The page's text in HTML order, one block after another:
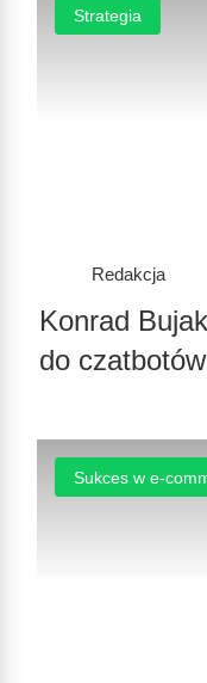
Strategia
Redakcja
Konrad
do czatbotów
Sukces w e-